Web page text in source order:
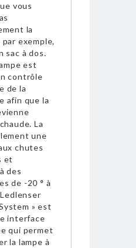
vous
la
par exemple,
sac à dos.
est
contrôle
de la
afin que la
La
une
chutes
et
des
de -20 ° à
» est
interface
qui permet
la lampe à